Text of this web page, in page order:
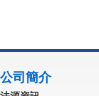
公司簡介